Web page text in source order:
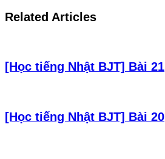
Related Articles
[Học tiếng Nhật BJT] Bài 21
[Học tiếng Nhật BJT] Bài 20